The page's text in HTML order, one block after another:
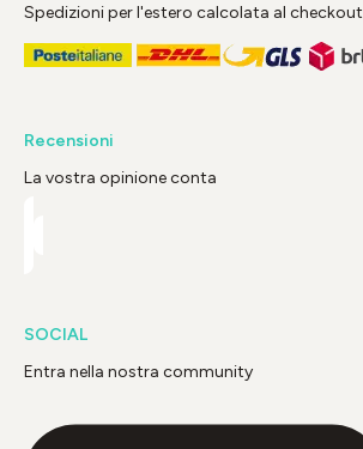
Spedizioni per l'estero calcolata al checkout
Recensioni
La vostra opinione conta
SOCIAL
Entra nella nostra community